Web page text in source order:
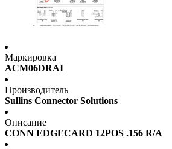
Маркировка
ACM06DRAI
Производитель
Sullins Connector Solutions
Описание
CONN EDGECARD 12POS .156 R/A